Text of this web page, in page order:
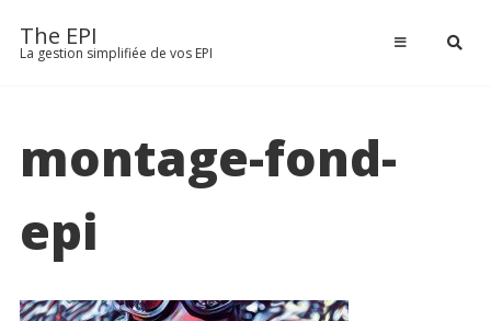
contenu
The EPI
La gestion simplifiée de vos EPI
montage-fond-
epi
TARIFS